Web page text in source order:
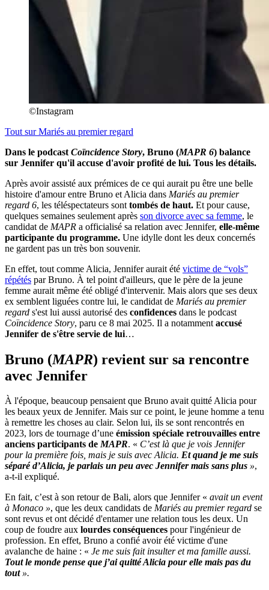
©Instagram
Tout surMariés au premier regard
Dans le podcast Coïncidence Story, Bruno (MAPR 6) balance
sur Jennifer qu'il accuse d'avoir profité de lui. Tous les détails.
Après avoir assisté aux prémices de ce qui aurait pu être une belle
histoire d'amour entre Bruno et Alicia dans Mariés au premier
regard 6, les téléspectateurs sont tombés de haut. Et pour cause,
quelques semaines seulement après son divorce avec sa femme, le
candidat de MAPR a officialisé sa relation avec Jennifer, elle-même
participante du programme. Une idylle dont les deux concernés
ne gardent pas un très bon souvenir.
En effet, tout comme Alicia, Jennifer aurait été victime de “vols”
répétés par Bruno. À tel point d'ailleurs, que le père de la jeune
femme aurait même été obligé d'intervenir. Mais alors que ses deux
ex semblent liguées contre lui, le candidat de Mariés au premier
regard s'est lui aussi autorisé des confidences dans le podcast
Coïncidence Story, paru ce 8 mai 2025. Il a notamment accusé
Jennifer de s'être servie de lui…
Bruno (MAPR) revient sur sa rencontre
avec Jennifer
À l'époque, beaucoup pensaient que Bruno avait quitté Alicia pour
les beaux yeux de Jennifer. Mais sur ce point, le jeune homme a tenu
à remettre les choses au clair. Selon lui, ils se sont rencontrés en
2023, lors de tournage d’une émission spéciale retrouvailles entre
anciens participants deMAPR. « C’est là que je vois Jennifer
pour la première fois, mais je suis avec Alicia. Et quand je me suis
séparé d’Alicia, je parlais un peu avec Jennifer mais sans plus »,
a-t-il expliqué.
En fait, c’est à son retour de Bali, alors que Jennifer « avait un event
à Monaco », que les deux candidats de Mariés au premier regard se
sont revus et ont décidé d'entamer une relation tous les deux. Un
coup de foudre aux lourdes conséquences pour l'ingénieur de
profession. En effet, Bruno a confié avoir été victime d'une
avalanche de haine : « Je me suis fait insulter et ma famille aussi.
Tout le monde pense que j’ai quitté Alicia pour elle mais pas du
tout».